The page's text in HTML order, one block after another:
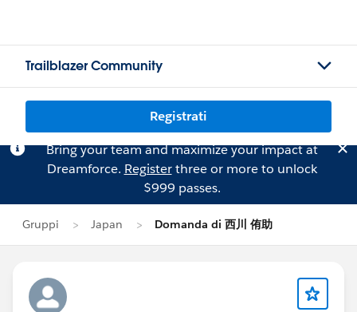
Trailblazer Community
Registrati
Bring your team and maximize your impact at
Dreamforce. Registerthree or more to unlock
$999 passes.
Gruppi Japan Domanda di 西川 侑助